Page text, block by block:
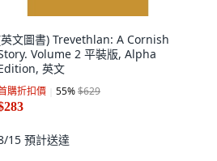
文圖書) Trevethlan: A Cornish
Volume 2 平裝版, Alpha
英文
購折扣價 55%$629
15 預計送達